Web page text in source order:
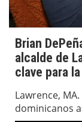
Brian
alcalde de
clave para
Lawrence,
dominicanos